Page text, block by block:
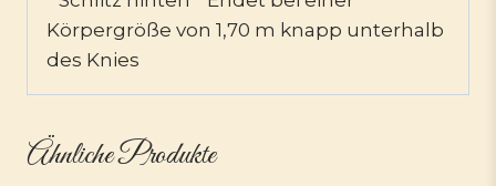
Körpergröße von 1,70 m knapp unterhalb
des Knies
Ähnliche Produkte